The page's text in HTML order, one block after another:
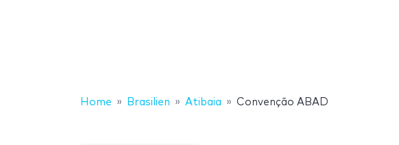
Home Brasilien Atibaia Convenção ABAD